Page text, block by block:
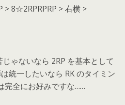
> 8☆2RPRPRP > 右横 >
ゃないなら 2RP を基本として
統一したいなら RK のタイミン
完全にお好みですな……